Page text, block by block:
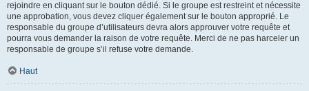
rejoindre en cliquant sur le bouton dédié. Si le groupe est restreint et nécessite
une approbation, vous devez cliquer également sur le bouton approprié. Le
responsable du groupe d’utilisateurs devra alors approuver votre requête et
pourra vous demander la raison de votre requête. Merci de ne pas harceler un
responsable de groupe s’il refuse votre demande.
Haut